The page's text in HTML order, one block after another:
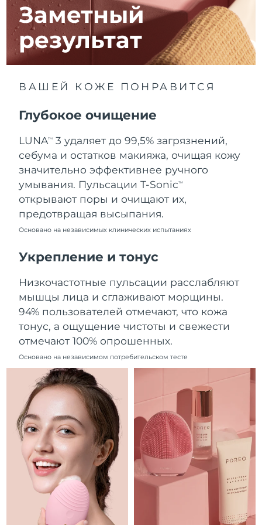
Заметный
результат
ВАШЕЙ КОЖЕ ПОНРАВИТСЯ
Глубокое очищение
LUNATM
3 удаляет до 99,5% загрязнений,
себума и остатков макияжа, очищая кожу
значительно эффективнее ручного
умывания. Пульсации T-SonicTM
открывают поры и очищают их,
предотвращая высыпания.
Основано на независимых клинических испытаниях
Укрепление и тонус
Низкочастотные пульсации расслабляют
мышцы лица и сглаживают морщины.
94% пользователей отмечают, что кожа
тонус, а ощущение чистоты и свежести
отмечают 100% опрошенных.
Основано на независимом потребительском тесте
Израиль
Ожидаемая дата доставки
8/15/26
Италия
Ожидаемая дата доставки
Джерси
8/16/26
Казахстан
Ожидаемая дата доставки
Кувейт
Ожидаемая дата доставки
Ливан
8/12/26
Литва
Ожидаемая дата доставки
8/11/26
Люксембург
Ожидаемая дата доставки
Макао (САР)
Ожидаемая дата доставки
Малайзия
Ожидаемая дата доставки
Мальта
Ожидаемая дата доставки
8/11/26
Мексика
Ожидаемая дата доставки
8/15/26
Ожидаемая дата доставки